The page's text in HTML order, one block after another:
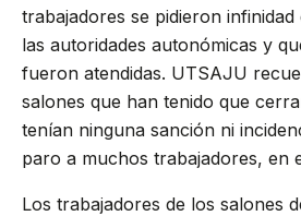
trabajadores se pidieron
las autoridades autonómicas y
fueron atendidas. UTSAJU
salones que han tenido que
tenían ninguna sanción ni
paro a muchos trabajadores, en
Los trabajadores de los salones